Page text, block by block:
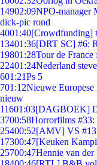
14902:09NPO-manager
dick-pic rond
4001:40[Crowdfunding]
13401:36[DRT SC] #6:
19801:28Tour de France
22401:24Nederland
601:21Ps 5
701:12Nieuwe
nieuw
11601:03[DAGBOEK]
3700:58Horrorfilms #33:
25400:52[AMV] VS
17300:47[Keuken
25700:47Hennie van